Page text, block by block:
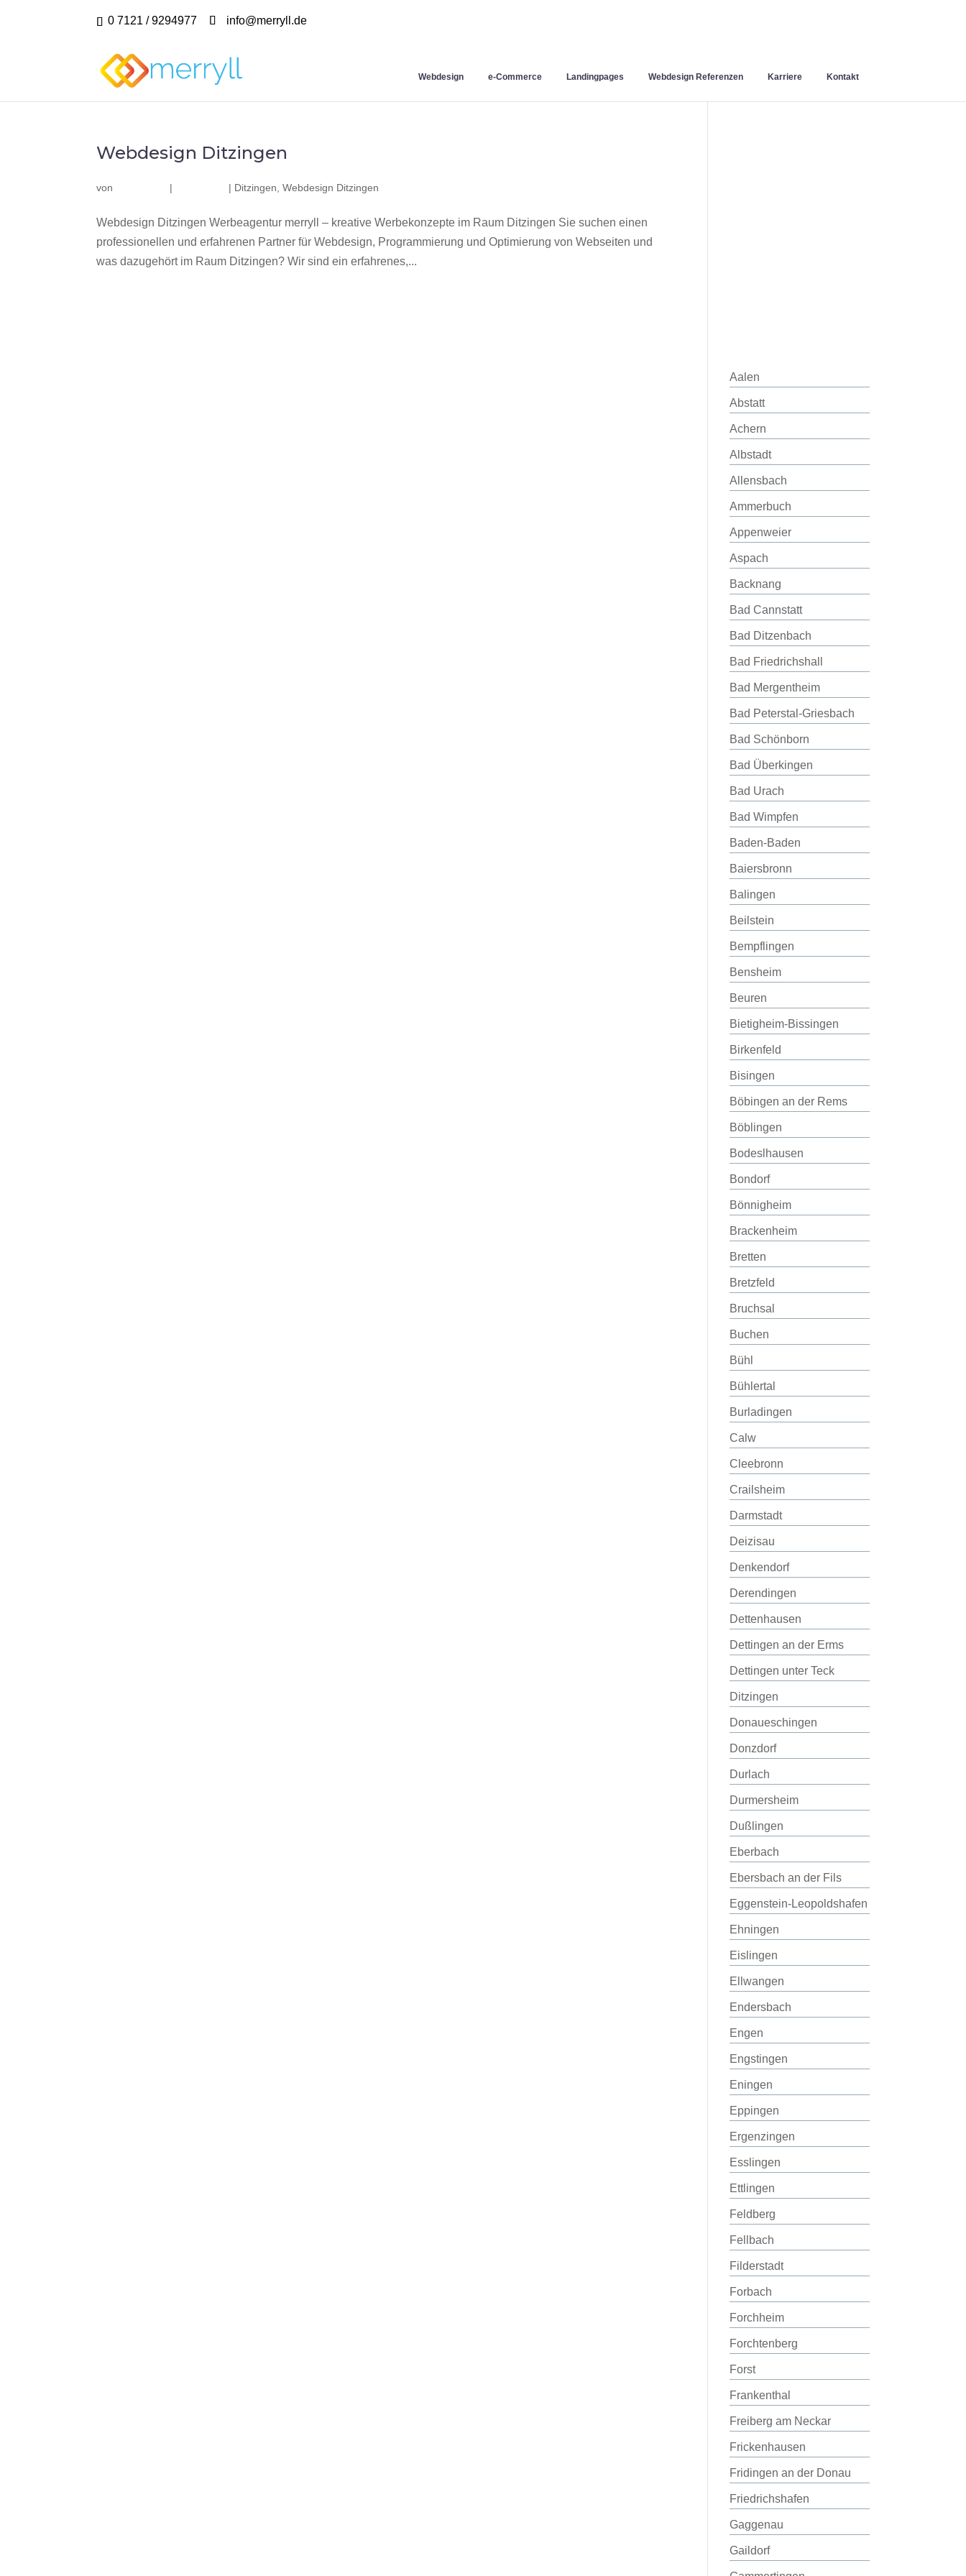
0 7121 / 9294977 info@merryll.de
Webdesign e-Commerce Landingpages Webdesign Referenzen Karriere Kontakt
Webdesign Ditzingen
von | | Ditzingen ,Webdesign Ditzingen
Webdesign Ditzingen Werbeagentur merryll – kreative Werbekonzepte im Raum Ditzingen Sie suchen einen
professionellen und erfahrenen Partner für Webdesign, Programmierung und Optimierung von Webseiten und
was dazugehört im Raum Ditzingen? Wir sind ein erfahrenes,...
Aalen
Abstatt
Achern
Albstadt
Allensbach
Ammerbuch
Appenweier
Aspach
Backnang
Bad Cannstatt
Bad Ditzenbach
Bad Friedrichshall
Bad Mergentheim
Bad Peterstal-Griesbach
Bad Schönborn
Bad Überkingen
Bad Urach
Bad Wimpfen
Baden-Baden
Baiersbronn
Balingen
Beilstein
Bempflingen
Bensheim
Beuren
Bietigheim-Bissingen
Birkenfeld
Bisingen
Böbingen an der Rems
Böblingen
Bodeslhausen
Bondorf
Bönnigheim
Brackenheim
Bretten
Bretzfeld
Bruchsal
Buchen
Bühl
Bühlertal
Burladingen
Calw
Cleebronn
Crailsheim
Darmstadt
Deizisau
Denkendorf
Derendingen
Dettenhausen
Dettingen an der Erms
Dettingen unter Teck
Ditzingen
Donaueschingen
Donzdorf
Durlach
Durmersheim
Dußlingen
Eberbach
Ebersbach an der Fils
Eggenstein-Leopoldshafen
Ehningen
Eislingen
Ellwangen
Endersbach
Engen
Engstingen
Eningen
Eppingen
Ergenzingen
Esslingen
Ettlingen
Feldberg
Fellbach
Filderstadt
Forbach
Forchheim
Forchtenberg
Forst
Frankenthal
Freiberg am Neckar
Frickenhausen
Fridingen an der Donau
Friedrichshafen
Gaggenau
Gaildorf